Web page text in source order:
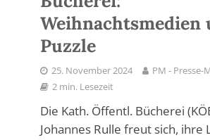
Weihnachtsmedien
Puzzle
25. November 2024
PM - Presse-
2 min. Lesezeit
Die Kath. Öffentl. Bücherei
Johannes Rulle freut sich, ihre